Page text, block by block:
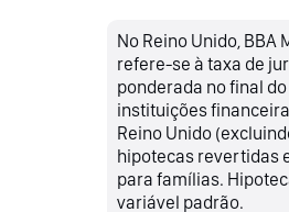
No Reino Unido, BBA
refere-se à taxa de
ponderada no final
instituições
Reino Unido
hipotecas revertidas
para famílias.
variável padrão.